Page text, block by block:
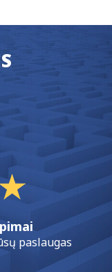
paslaugas